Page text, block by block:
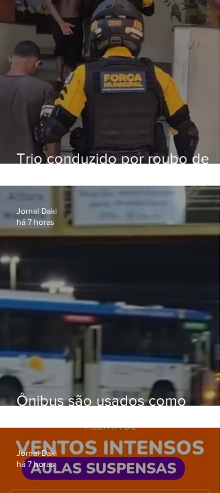
Trio conduzido por roubo de
passagens
Ônibus são usados como
Gardênia Azul
Jornal Daki
há 7 horas
Jornal Daki
há 7 horas